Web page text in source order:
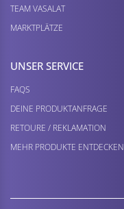
TEAM VASALAT
MARKTPLÄTZE
UNSER SERVICE
FAQS
DEINE PRODUKTANFRAGE
RETOURE / REKLAMATION
MEHR PRODUKTE ENTDECKEN